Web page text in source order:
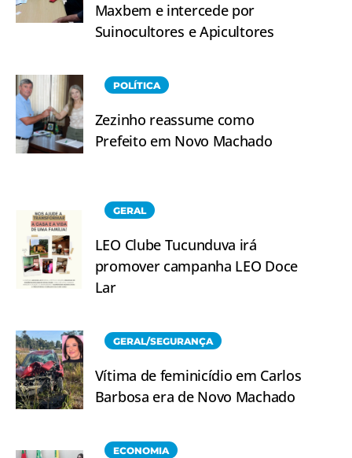
Maxbem e intercede por
Suinocultores e Apicultores
POLÍTICA
Zezinho reassume como
Prefeito em Novo Machado
GERAL
LEO Clube Tucunduva irá
promover campanha LEO Doce
Lar
GERAL/SEGURANÇA
Vítima de feminicídio em Carlos
Barbosa era de Novo Machado
ECONOMIA